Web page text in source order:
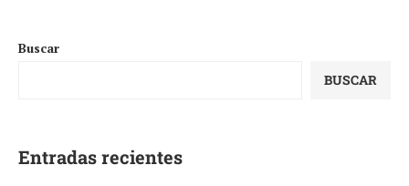
Buscar
BUSCAR
Entradas recientes